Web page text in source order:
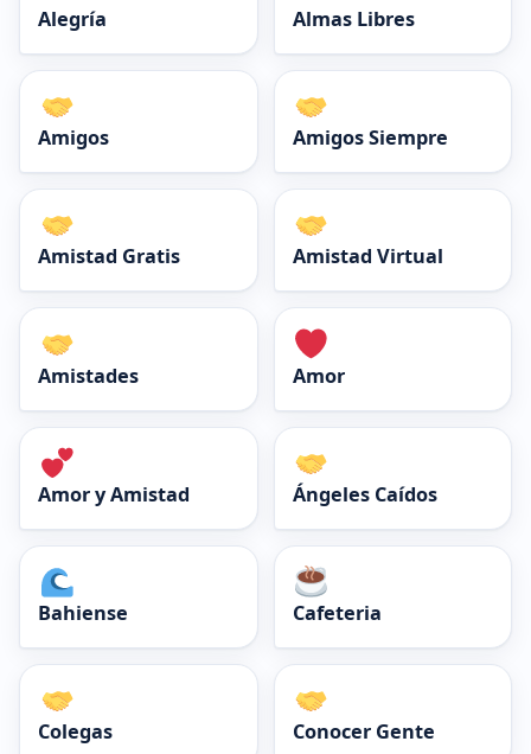
Alegría Almas Libres
Amigos Amigos Siempre
Amistad Gratis Amistad Virtual
Amistades Amor
Amor y Amistad Ángeles Caídos
Bahiense Cafeteria
Colegas Conocer Gente